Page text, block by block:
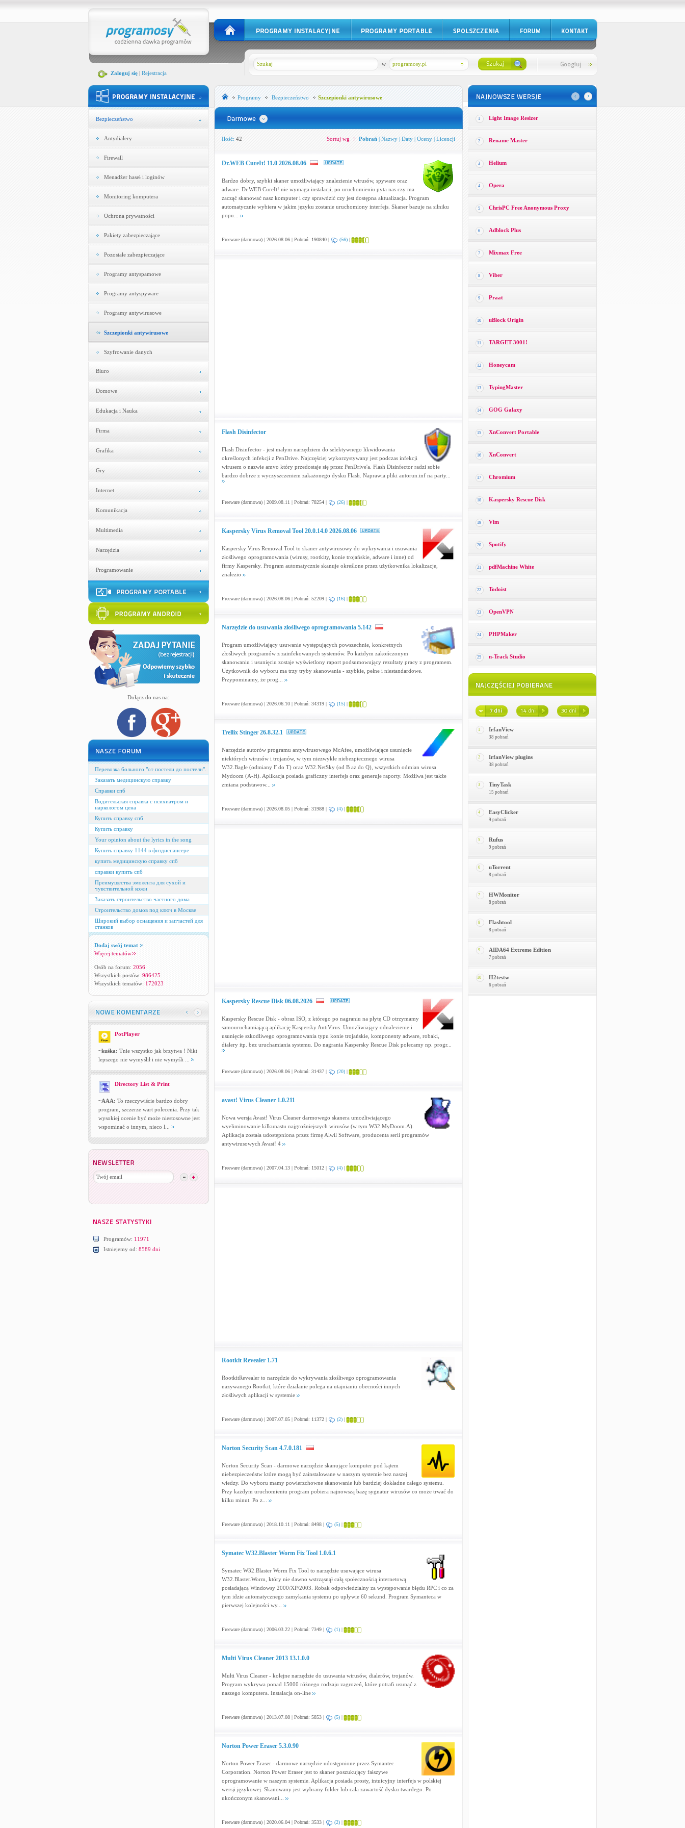
Zaloguj się| Rejestracja
programosy.pl
w
Bezpieczeństwo
Antydialery
Firewall
Menadżer haseł i loginów
Monitoring komputera
Ochrona prywatności
Pakiety zabezpieczające
Pozostałe zabezpieczające
Programy antyspamowe
Programy antyspyware
Programy antywirusowe
Szczepionki antywirusowe
Szyfrowanie danych
Biuro
Domowe
Edukacja i Nauka
Firma
Grafika
Gry
Internet
Komunikacja
Multimedia
Narzędzia
Programowanie
Dołącz do nas na:
Перевозка больного "от постели до постели".
Заказать медицинскую справку
Справки спб
Водительская справка с психиатром и
наркологом цена
Купить справку спб
Купить справку
Your opinion about the lyrics in the song
Купить справку 1144 в физдиспансере
купить медицинскую справку спб
справки купить спб
Преимущества эмолента для сухой и
чувствительной кожи
Заказать строительство частного дома
Строительство домов под ключ в Москве
Широкий выбор оснащения и запчастей для
станков
Dodaj swój temat
Więcej tematów
Osób na forum: 2056
Wszystkich postów: 986425
Wszystkich tematów: 172023
PotPlayer
~kuśka: Tnie wszystko jak brzytwa ! Nikt
lepszego nie wymyślił i nie wymyśli ...
Directory List & Print
~AAA: To rzeczywiście bardzo dobry
program, szczerze wart polecenia. Przy tak
wysokiej ocenie być może niestosowne jest
wspominać o innym, nieco l...
Programów: 11971
Istniejemy od: 8589 dni
Programy Bezpieczeństwo Szczepionki antywirusowe
Ilość: 42 Sortuj wg Pobrań| Nazwy| Daty| Oceny| Licencji
Dr.WEB CureIt! 11.0 2026.08.06
Bardzo dobry, szybki skaner umożliwiający znalezienie wirusów, spyware oraz
adware. Dr.WEB CureIt! nie wymaga instalacji, po uruchomieniu pyta nas czy ma
zacząć skanować nasz komputer i czy sprawdzić czy jest dostępna aktualizacja. Program
automatycznie wybiera w jakim języku zostanie uruchomiony interfejs. Skaner bazuje na silniku
popu...
Freeware (darmowa) | 2026.08.06 | Pobrań: 190840 | (56)|
Flash Disinfector
Flash Disinfector - jest małym narzędziem do selektywnego likwidowania
określonych infekcji z PenDrive. Najczęściej wykorzystywany jest podczas infekcji
wirusem o nazwie amvo który przedostaje się przez PenDrive'a. Flash Disinfector radzi sobie
bardzo dobrze z wyczyszczeniem zakażonego dysku Flash. Naprawia pliki autorun.inf na party...
Freeware (darmowa) | 2009.08.11 | Pobrań: 78254 | (26)|
Kaspersky Virus Removal Tool 20.0.14.0 2026.08.06
Kaspersky Virus Removal Tool to skaner antywirusowy do wykrywania i usuwania
złośliwego oprogramowania (wirusy, rootkity, konie trojańskie, adware i inne) od
firmy Kaspersky. Program automatycznie skanuje określone przez użytkownika lokalizacje,
znalezio
Freeware (darmowa) | 2026.08.06 | Pobrań: 52209 | (16)|
Narzędzie do usuwania złośliwego oprogramowania 5.142
Program umożliwiający usuwanie występujących powszechnie, konkretnych
złośliwych programów z zainfekowanych systemów. Po każdym zakończonym
skanowaniu i usunięciu zostaje wyświetlony raport podsumowujący rezultaty pracy z programem.
Użytkownik do wyboru ma trzy tryby skanowania - szybkie, pełne i niestandardowe.
Przypominamy, że prog...
Freeware (darmowa) | 2026.06.10 | Pobrań: 34319 | (15)|
Trellix Stinger 26.8.32.1
Narzędzie autorów programu antywirusowego McAfee, umożliwiające usunięcie
niektórych wirusów i trojanów, w tym niezwykle niebezpiecznego wirusa
W32.Bagle (odmiany F do T) oraz W32.NetSky (od B aż do Q), wszystkich odmian wirusa
Mydoom (A-H). Aplikacja posiada graficzny interfejs oraz generuje raporty. Możliwa jest także
zmiana podstawow...
Freeware (darmowa) | 2026.08.05 | Pobrań: 31988 | (4)|
Kaspersky Rescue Disk 06.08.2026
Kaspersky Rescue Disk - obraz ISO, z którego po nagraniu na płytę CD otrzymamy
samouruchamiającą aplikację Kaspersky AntiVirus. Umożliwiający odnalezienie i
usunięcie szkodliwego oprogramowania typu konie trojańskie, komponenty adware, robaki,
dialery itp. bez uruchamiania systemu. Do nagrania Kaspersky Rescue Disk polecamy np. progr...
Freeware (darmowa) | 2026.08.06 | Pobrań: 31437 | (20)|
avast! Virus Cleaner 1.0.211
Nowa wersja Avast! Virus Cleaner darmowego skanera umożliwiającego
wyeliminowanie kilkunastu najgroźniejszych wirusów (w tym W32.MyDoom.A).
Aplikacja została udostępniona przez firmę Alwil Software, producenta serii programów
antywirusowych Avast! 4
Freeware (darmowa) | 2007.04.13 | Pobrań: 15012 | (4)|
Rootkit Revealer 1.71
RootkitRevealer to narzędzie do wykrywania złośliwego oprogramowania
nazywanego Rootkit, które działanie polega na utajnianiu obecności innych
złośliwych aplikacji w systemie
Freeware (darmowa) | 2007.07.05 | Pobrań: 11372 | (2)|
Norton Security Scan 4.7.0.181
Norton Security Scan - darmowe narzędzie skanujące komputer pod kątem
niebezpieczeństw które mogą być zainstalowane w naszym systemie bez naszej
wiedzy. Do wyboru mamy powierzchowne skanowanie lub bardziej dokładne całego systemu.
Przy każdym uruchomieniu program pobiera najnowszą bazę sygnatur wirusów co może trwać do
kilku minut. Po z...
Freeware (darmowa) | 2018.10.11 | Pobrań: 8498 | (5)|
Symatec W32.Blaster Worm Fix Tool 1.0.6.1
Symatec W32.Blaster Worm Fix Tool to narzędzie usuwające wirusa
W32.Blaster.Worm, który nie dawno wstrząsnął całą społecznością internetową
posiadającą Windowsy 2000/XP/2003. Robak odpowiedzialny za występowanie błędu RPC i co za
tym idzie automatycznego zamykania systemu po upływie 60 sekund. Program Symanteca w
pierwszej kolejności wy...
Freeware (darmowa) | 2006.03.22 | Pobrań: 7349 | (1)|
Multi Virus Cleaner 2013 13.1.0.0
Multi Virus Cleaner - kolejne narzędzie do usuwania wirusów, dialerów, trojanów.
Program wykrywa ponad 15000 różnego rodzaju zagrożeń, które potrafi usunąć z
naszego komputera. Instalacja on-line
Freeware (darmowa) | 2013.07.08 | Pobrań: 5853 | (5)|
Norton Power Eraser 5.3.0.90
Norton Power Eraser - darmowe narzędzie udostępnione przez Symantec
Corporation. Norton Power Eraser jest to skaner poszukujący fałszywe
oprogramowanie w naszym systemie. Aplikacja posiada prosty, intuicyjny interfejs w polskiej
wersji językowej. Skanowany jest wybrany folder lub cala zawartość dysku twardego. Po
ukończonym skanowani...
Freeware (darmowa) | 2020.06.04 | Pobrań: 3533 | (2)|
1 Light Image Resizer
2 Rename Master
3 Helium
4 Opera
5 ChrisPC Free Anonymous Proxy
6 Adblock Plus
7 Mixmax Free
8 Viber
9 Praat
10 uBlock Origin
11 TARGET 3001!
12 Honeycam
13 TypingMaster
14 GOG Galaxy
15 XnConvert Portable
16 XnConvert
17 Chromium
18 Kaspersky Rescue Disk
19 Vim
20 Spotify
21 pdfMachine White
22 Todoist
23 OpenVPN
24 PHPMaker
25 n-Track Studio
1 IrfanView
38 pobrań
2 IrfanView plugins
38 pobrań
3 TinyTask
15 pobrań
4 EasyClicker
9 pobrań
5 Rufus
9 pobrań
6 uTorrent
8 pobrań
7 HWMonitor
8 pobrań
8 Flashtool
8 pobrań
9 AIDA64 Extreme Edition
7 pobrań
10 H2testw
6 pobrań